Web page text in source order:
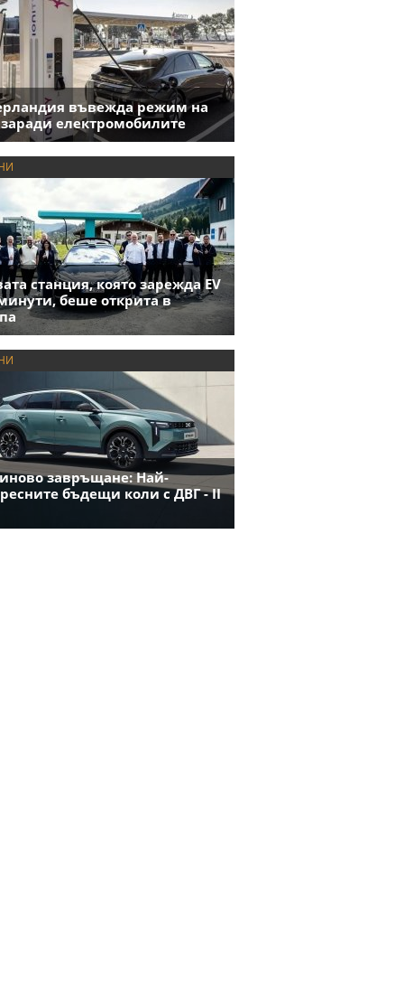
въвежда режим на
заради електромобилите
станция, която зарежда EV
беше открита в
завръщане: Най-
бъдещи коли с ДВГ - II